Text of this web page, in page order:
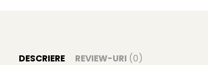
DESCRIERE REVIEW-URI (0)